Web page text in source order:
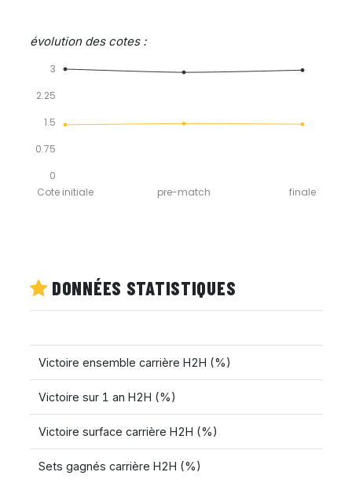
évolution des cotes :
0
0.75
1.5
2.25
3
finale
pre-match
Cote initiale
DONNÉES STATISTIQUES
Victoire ensemble carrière H2H (%)
Victoire sur 1 an H2H (%)
Victoire surface carrière H2H (%)
Sets gagnés carrière H2H (%)